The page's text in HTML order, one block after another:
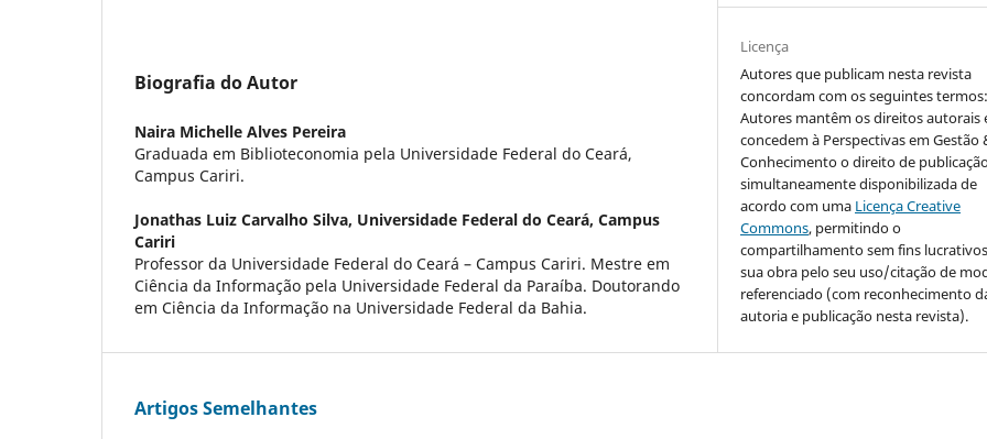
Biografia do Autor
Naira Michelle Alves Pereira
Graduada em Biblioteconomia pela Universidade Federal do Ceará,
Campus Cariri.
Jonathas Luiz Carvalho Silva, Universidade Federal do Ceará, Campus
Cariri
Professor da Universidade Federal do Ceará – Campus Cariri. Mestre em
Ciência da Informação pela Universidade Federal da Paraíba. Doutorando
em Ciência da Informação na Universidade Federal da Bahia.
Licença
Autores que publicam nesta revista
concordam com os seguintes
Autores mantêm os direitos autorais
concedem à Perspectivas em Gestão
Conhecimento o direito de
simultaneamente disponibilizada de
acordo com uma Licença Creative
Commons, permitindo o
compartilhamento sem fins
sua obra pelo seu uso/citação de
referenciado (com reconhecimento
autoria e publicação nesta revista).
Artigos Semelhantes